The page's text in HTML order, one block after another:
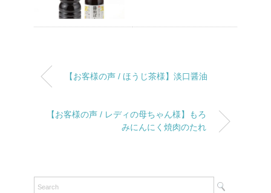
【お客様の声 / ほうじ茶様】淡口醤油
【お客様の声 / レディの母ちゃん様】もろ
みにんにく焼肉のたれ